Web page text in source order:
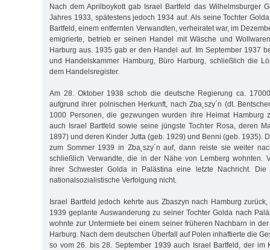
Nach dem Aprilboykott gab Israel Bartfeld das Wilhelmsburger
Jahres 1933, spätestens jedoch 1934 auf. Als seine Tochter
Bartfeld, einem entfernten Verwandten, verheiratet war, im
emigrierte, betrieb er seinen Handel mit Wäsche und
Harburg aus. 1935 gab er den Handel auf. Im September 1937
und Handelskammer Hamburg, Büro Harburg, schließlich die
dem Handelsregister.
Am 28. Oktober 1938 schob die deutsche Regierung ca.
aufgrund ihrer polnischen Herkunft, nach Zba˛szy´n (dt.
1000 Personen, die gezwungen wurden ihre Heimat Hamburg
auch Israel Bartfeld sowie seine jüngste Tochter Rosa, deren
1897) und deren Kinder Jutta (geb. 1929) und Benni (geb. 1935).
zum Sommer 1939 in Zba˛szy´n auf, dann reiste sie weiter
schließlich Verwandte, die in der Nähe von Lemberg wohnten.
ihrer Schwester Golda in Palästina eine letzte Nachricht. Die
nationalsozialistische Verfolgung nicht.
Israel Bartfeld jedoch kehrte aus Zbaszyn nach Hamburg
1939 geplante Auswanderung zu seiner Tochter Golda nach
wohnte zur Untermiete bei einem seiner früheren Nachbarn in
Harburg. Nach dem deutschen Überfall auf Polen inhaftierte die
so vom 26. bis 28. September 1939 auch Israel Bartfeld, der im